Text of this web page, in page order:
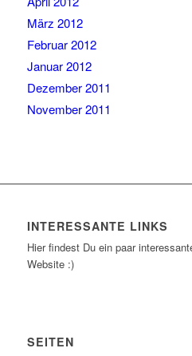
März 2012
Februar 2012
Januar 2012
Dezember 2011
November 2011
INTERESSANTE LINKS
Hier findest Du ein paar
Website :)
SEITEN